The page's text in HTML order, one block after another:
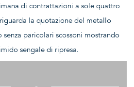
di contrattazioni a sole quattro
la quotazione del metallo
senza paricolari scossoni mostrando
sengale di ripresa.